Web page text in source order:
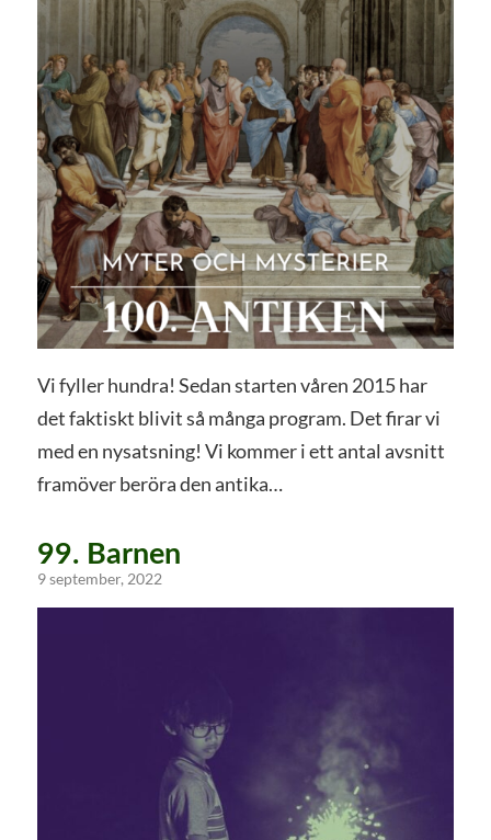
Vi fyller hundra! Sedan starten våren 2015 har
det faktiskt blivit så många program. Det firar vi
med en nysatsning! Vi kommer i ett antal avsnitt
framöver beröra den antika…
99. Barnen
9 september, 2022